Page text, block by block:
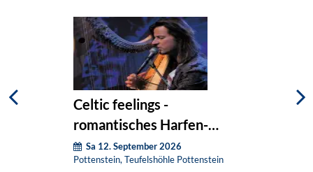
Celtic feelings -
romantisches Harfen-
Konzert
Sa 12. September 2026
Pottenstein, Teufelshöhle Pottenstein